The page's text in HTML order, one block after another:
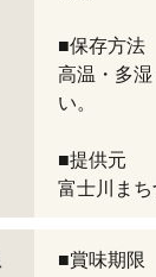
■保存方法
高温・多
い。
■提供元
富士川ま
■賞味期限